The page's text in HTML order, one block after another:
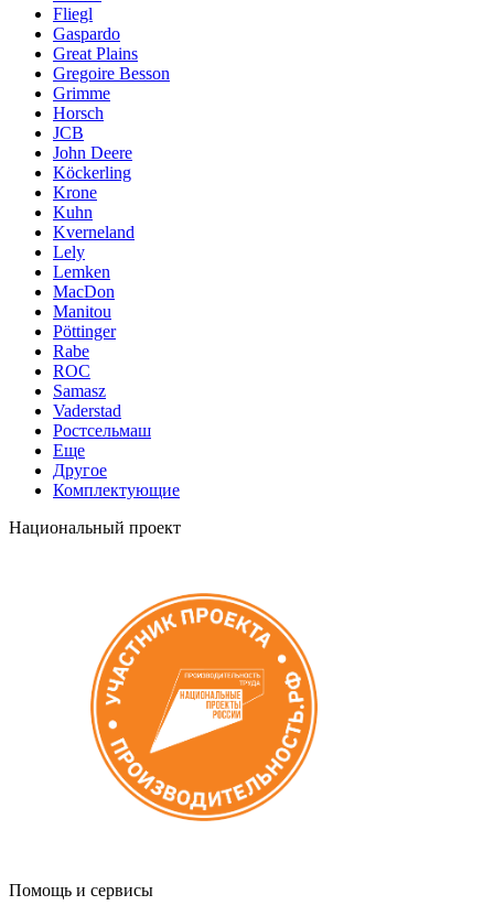
Fliegl
Gaspardo
Great Plains
Gregoire Besson
Grimme
Horsch
JCB
John Deere
Köckerling
Krone
Kuhn
Kverneland
Lely
Lemken
MacDon
Manitou
Pöttinger
Rabe
ROC
Samasz
Vaderstad
Ростсельмаш
Еще
Другое
Комплектующие
Национальный проект
Помощь и сервисы